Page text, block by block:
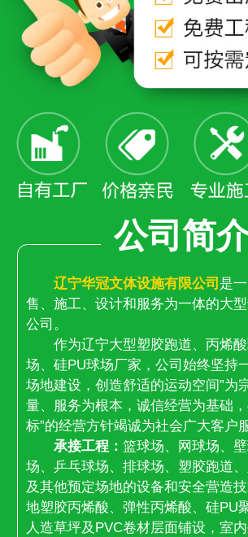
公司简
辽宁华冠文体设施有限公司 是
售、施工、设计和服务为一体的大
公司。
作为辽宁大型塑胶跑道、丙烯酸
场、硅PU球场厂家，公司始终坚持
场地建设，创造舒适的运动空间”为
量、服务为根本，诚信经营为基础
标”的经营方针竭诚为社会广大客户
承接工程：篮球场、网球场、
场、乒乓球场、排球场、塑胶跑道
及其他预定场地的设备和安全营造
地塑胶丙烯酸、弹性丙烯酸、硅PU
人造草坪及PVC卷材层面铺设，室